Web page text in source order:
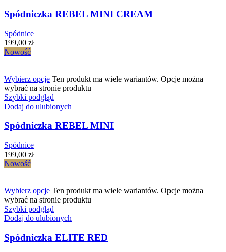
Spódniczka REBEL MINI CREAM
Spódnice
199,00 zł
Nowość
Wybierz opcje Ten produkt ma wiele wariantów. Opcje można
wybrać na stronie produktu
Szybki podgląd
Dodaj do ulubionych
Spódniczka REBEL MINI
Spódnice
199,00 zł
Nowość
Wybierz opcje Ten produkt ma wiele wariantów. Opcje można
wybrać na stronie produktu
Szybki podgląd
Dodaj do ulubionych
Spódniczka ELITE RED